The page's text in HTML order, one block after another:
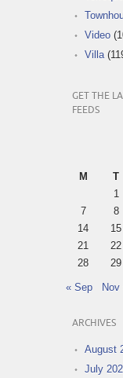
Video
Villa
GET THE
FEEDS
M
T
1
7
8
14
15
21
22
28
29
« Sep Nov
ARCHIVES
August
July